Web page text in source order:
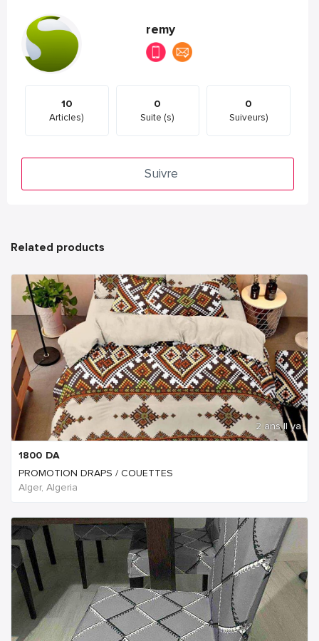
remy
10
Articles)
0
Suite (s)
0
Suiveurs)
Suivre
Related products
2 ans Il ya
1800 DA
PROMOTION DRAPS / COUETTES
Alger, Algeria